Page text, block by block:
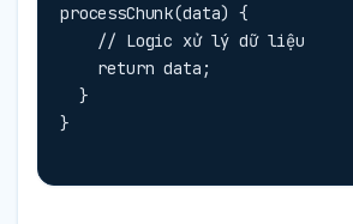
processChunk(data) {
}